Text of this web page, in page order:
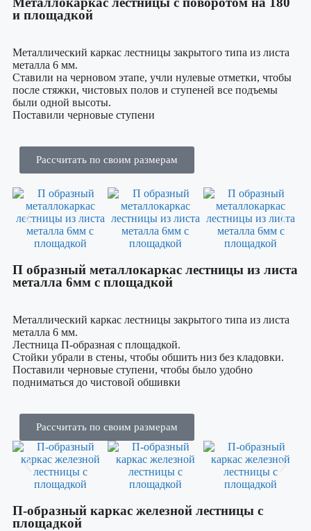
и площадкой
Металлический каркас лестницы закрытого типа из листа
металла 6 мм.
Ставили на черновом этапе, учли нулевые отметки, чтобы
после стяжки, чистовых полов и ступеней все подъемы
были одной высоты.
Поставили черновые ступени
Рассчитать по своим размерам
П образный металлокаркас лестницы из листа
металла 6мм с площадкой
Металлический каркас лестницы закрытого типа из листа
металла 6 мм.
Лестница П-образная с площадкой.
Стойки убрали в стены, чтобы обшить низ без кладовки.
Поставили черновые ступени, чтобы было удобно
подниматься до чистовой обшивки
Рассчитать по своим размерам
П-образный каркас железной лестницы с
площадкой